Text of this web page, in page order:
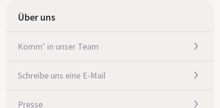
Über uns
Komm’ in unser Team
Schreibe uns eine E-Mail
Presse